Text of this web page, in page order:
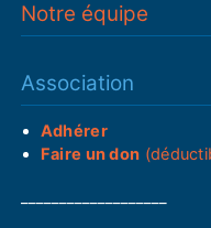
Notre équipe
Association
Adhérer
Faire un don